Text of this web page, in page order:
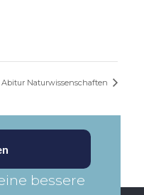
Abitur Naturwissenschaften
bessere